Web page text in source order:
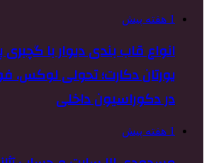
1 هفته پیش
انواع قاب بندی دیوار با
یورتان دکارت؛ تحولی لوکس،
در دکوراسیون داخلی
1 هفته پیش